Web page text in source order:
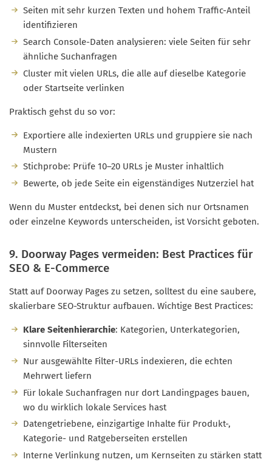
Seiten mit sehr kurzen Texten und hohem Traffic-Anteil
identifizieren
Search Console-Daten analysieren: viele Seiten für sehr
ähnliche Suchanfragen
Cluster mit vielen URLs, die alle auf dieselbe Kategorie
oder Startseite verlinken
Praktisch gehst du so vor:
Exportiere alle indexierten URLs und gruppiere sie nach
Mustern
Stichprobe: Prüfe 10–20 URLs je Muster inhaltlich
Bewerte, ob jede Seite ein eigenständiges Nutzerziel hat
Wenn du Muster entdeckst, bei denen sich nur Ortsnamen
oder einzelne Keywords unterscheiden, ist Vorsicht geboten.
9. Doorway Pages vermeiden: Best Practices für
SEO & E-Commerce
Statt auf Doorway Pages zu setzen, solltest du eine saubere,
skalierbare SEO-Struktur aufbauen. Wichtige Best Practices:
Klare Seitenhierarchie: Kategorien, Unterkategorien,
sinnvolle Filterseiten
Nur ausgewählte Filter-URLs indexieren, die echten
Mehrwert liefern
Für lokale Suchanfragen nur dort Landingpages bauen,
wo du wirklich lokale Services hast
Datengetriebene, einzigartige Inhalte für Produkt-,
Kategorie- und Ratgeberseiten erstellen
Interne Verlinkung nutzen, um Kernseiten zu stärken statt